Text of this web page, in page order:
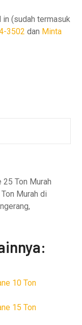
in (sudah termasuk
3502 dan Minta
25 Ton Murah
Murah di
10 Ton
15 Ton